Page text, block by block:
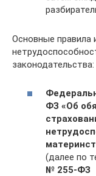
Основные правила
законодательства:
ФЗ «Об
(далее по
№ 255-ФЗ